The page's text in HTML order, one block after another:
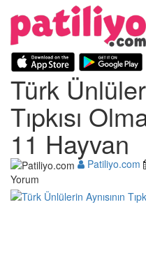
Türk
Tıpkısı
11 Hayvan
Patiliyo.com
Yorum